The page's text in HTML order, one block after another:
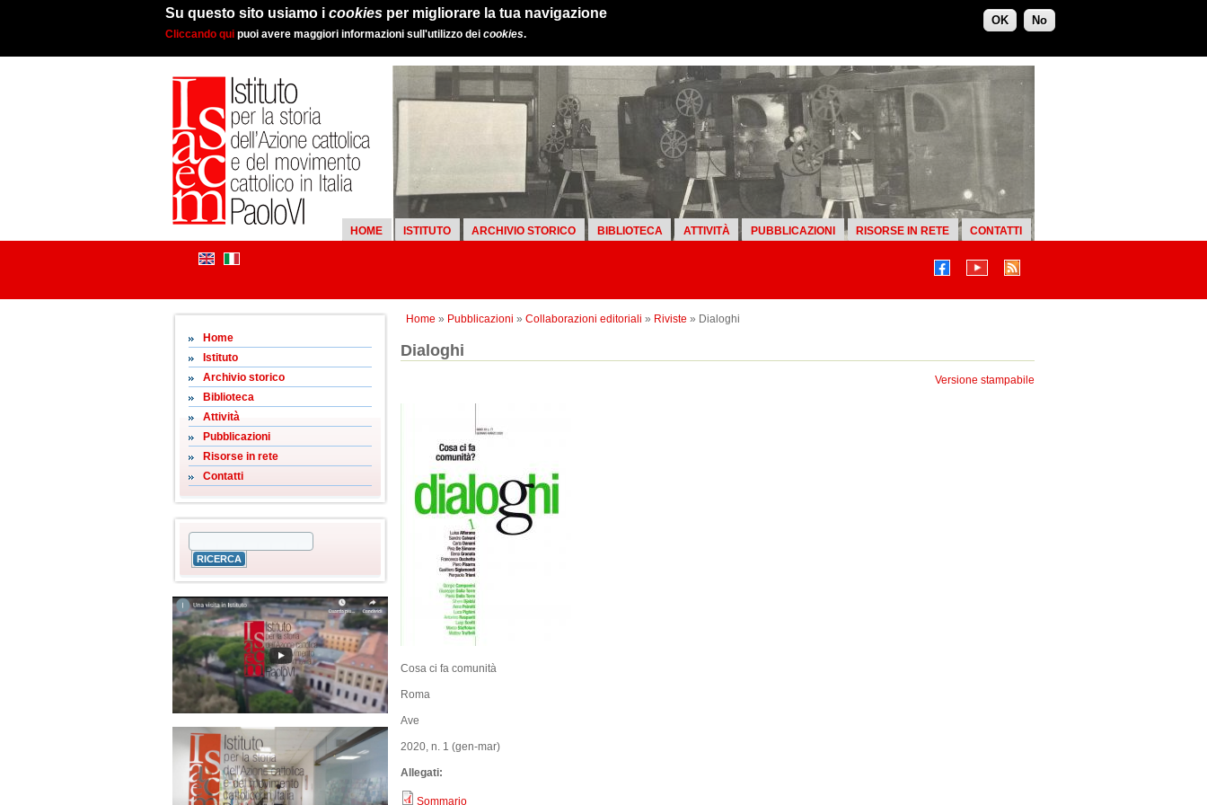
Su questo sito usiamo i cookies per migliorare la tua navigazione
Cliccando qui puoi avere maggiori informazioni sull'utilizzo dei cookies.
OK No
HOME ISTITUTO ARCHIVIO STORICO BIBLIOTECA ATTIVITÀ PUBBLICAZIONI RISORSE IN RETE CONTATTI
Home » Pubblicazioni » Collaborazioni editoriali » Riviste » Dialoghi
Home
Istituto
Archivio storico
Biblioteca
Attività
Pubblicazioni
Risorse in rete
Contatti
Dialoghi
Versione stampabile
Cosa ci fa comunità
Roma
Ave
2020, n. 1 (gen-mar)
Allegati:
Sommario